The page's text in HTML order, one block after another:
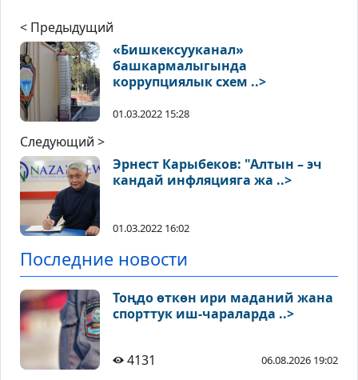
< Предыдущий
«Бишкексууканал»
башкармалыгында
коррупциялык схем ..>
01.03.2022 15:28
Следующий >
Эрнест Карыбеков: "Алтын – эч
кандай инфляцияга жа ..>
01.03.2022 16:02
Последние новости
Тоңдо өткөн ири маданий жана
спорттук иш-чараларда ..>
4131 06.08.2026 19:02